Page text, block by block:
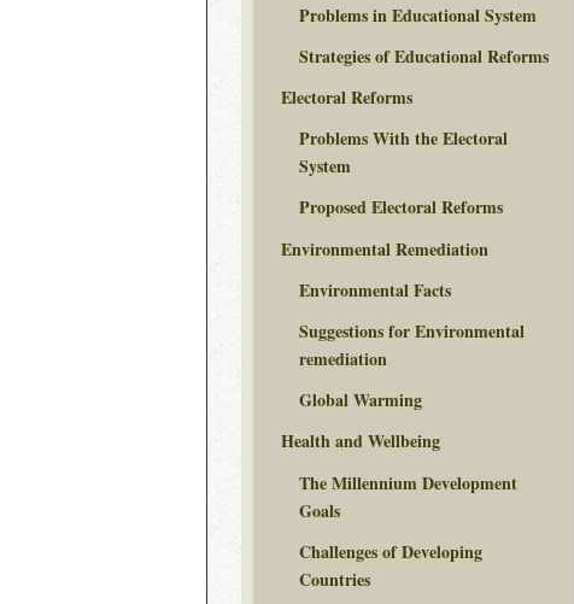
Problems in Educational System
Strategies of Educational Reforms
Electoral Reforms
Problems With the Electoral
System
Proposed Electoral Reforms
Environmental Remediation
Environmental Facts
Suggestions for Environmental
remediation
Global Warming
Health and Wellbeing
The Millennium Development
Goals
Challenges of Developing
Countries